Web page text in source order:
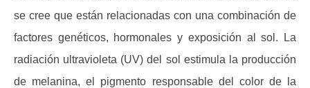
se cree que están relacionadas con una combinación de
factores genéticos, hormonales y exposición al sol. La
radiación ultravioleta (UV) del sol estimula la producción
de melanina, el pigmento responsable del color de la